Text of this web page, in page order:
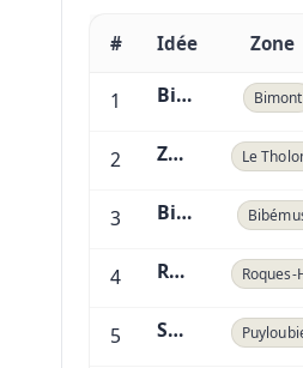
# Idée Zone
1 Bimont facile Bimont
2 Zola + Bimont Le
3 Bibémus
4 Roques-Hautes
5 Saint-Ser